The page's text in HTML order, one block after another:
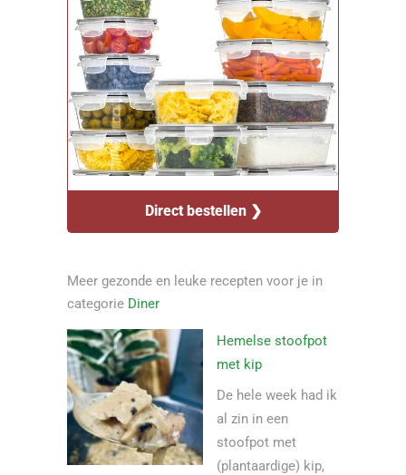
Direct bestellen ❯
Meer gezonde en leuke recepten voor je in
categorie Diner
Hemelse stoofpot
met kip
De hele week had ik
al zin in een
stoofpot met
(plantaardige) kip,